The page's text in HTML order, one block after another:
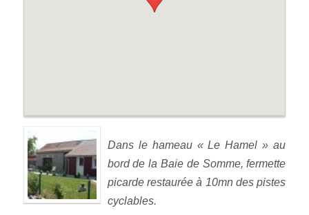
Dans le hameau « Le Hamel » au
bord de la Baie de Somme, fermette
picarde restaurée à 10mn des pistes
cyclables.